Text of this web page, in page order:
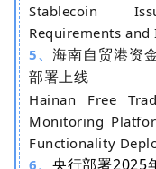
Stablecoin
Requirements
5、海南自贸港资
部署上线
Hainan Free
Monitoring
Functionality
6、 央行部署2025